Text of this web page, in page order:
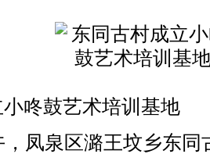
咚鼓艺术培训基地
凤泉区潞王坟乡东同